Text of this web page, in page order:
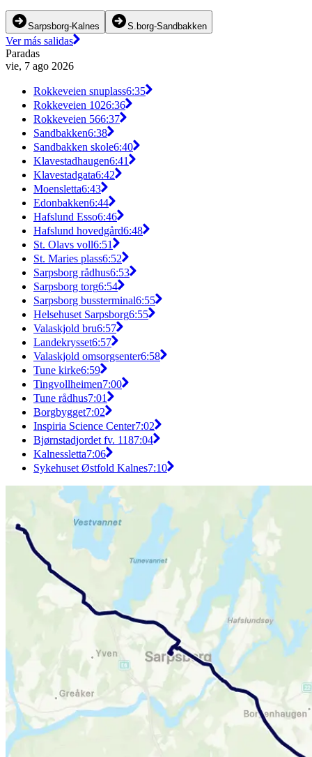
Sarpsborg-Kalnes S.borg-Sandbakken
Ver más salidas
Paradas
vie, 7 ago 2026
Rokkeveien snuplass6:35
Rokkeveien 1026:36
Rokkeveien 566:37
Sandbakken6:38
Sandbakken skole6:40
Klavestadhaugen6:41
Klavestadgata6:42
Moensletta6:43
Edonbakken6:44
Hafslund Esso6:46
Hafslund hovedgård6:48
St. Olavs voll6:51
St. Maries plass6:52
Sarpsborg rådhus6:53
Sarpsborg torg6:54
Sarpsborg bussterminal6:55
Helsehuset Sarpsborg6:55
Valaskjold bru6:57
Landekrysset6:57
Valaskjold omsorgsenter6:58
Tune kirke6:59
Tingvollheimen7:00
Tune rådhus7:01
Borgbygget7:02
Inspiria Science Center7:02
Bjørnstadjordet fv. 1187:04
Kalnessletta7:06
Sykehuset Østfold Kalnes7:10